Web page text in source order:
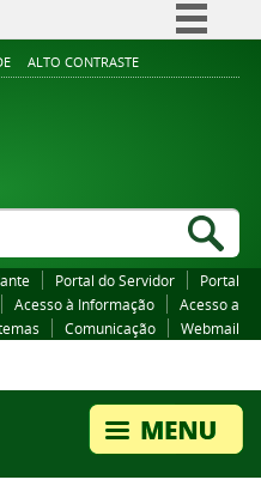
Simplifique!
Legislação
ALTO CONTRASTE
Portal do Servidor
Portal
Acesso à Informação
Acesso a
Comunicação Webmail